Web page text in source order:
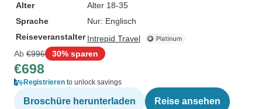
Alter
Alter 18-35
Sprache
Nur: Englisch
Reiseveranstalter Intrepid Travel
Ab €996 30% sparen
€698
Registrieren to unlock savings
Broschüre herunterladen Reise ansehen